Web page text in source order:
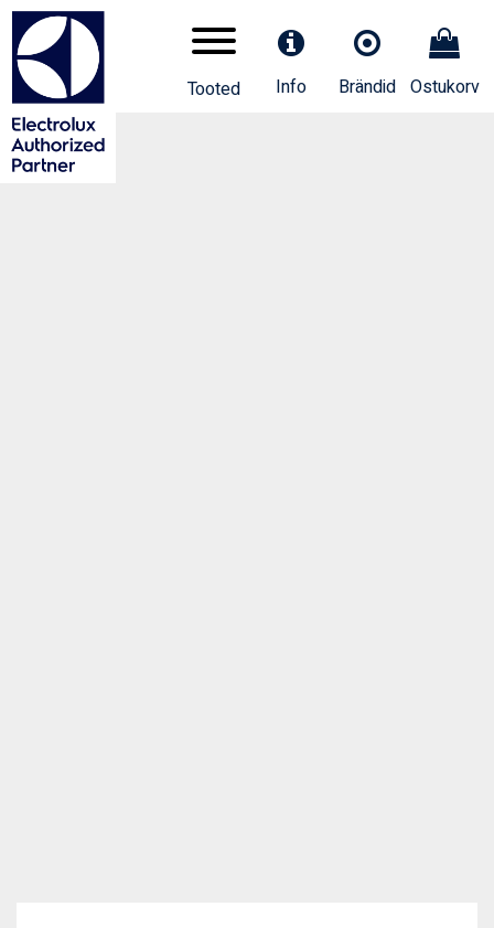
Tooted Info Brändid Ostukorv